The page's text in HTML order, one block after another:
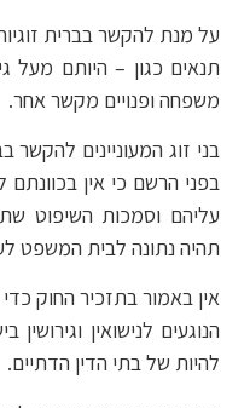
על מנת להקשר בברית
משפחה ופנויים מקשר אחר.
בני זוג המעוניינים להקשר
בפני הרשם כי אין
עליהם וסמכות השיפוט
תהיה נתונה לבית המשפט
אין באמור בתזכיר החוק
הנוגעים לנישואין
להיות של בתי הדין הדתיים.